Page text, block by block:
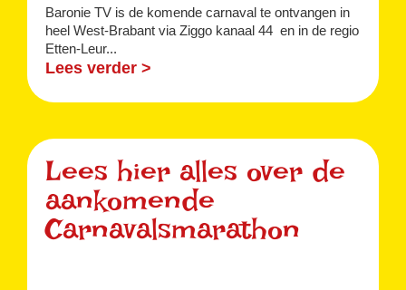
Baronie TV is de komende carnaval te ontvangen in
heel West-Brabant via Ziggo kanaal 44 en in de regio
Etten-Leur...
Lees verder >
Lees hier alles over de
aankomende
Carnavalsmarathon